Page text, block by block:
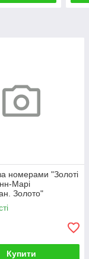
номерами "Золоті
Марі
Золото"
48×60 см
Купити